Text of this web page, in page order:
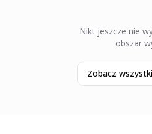
Nikt jeszcze nie
obszar
Zobacz